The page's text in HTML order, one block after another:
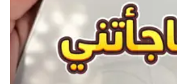
المحيطة، قد يكون من السهل تفويت
انتبه جيدًا إلى الضوء الدائري الذي يظهر